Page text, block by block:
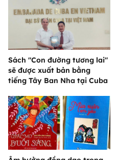
Sách "Con đường tương lai"
sẽ được xuất bản bằng
tiếng Tây Ban Nha tại Cuba